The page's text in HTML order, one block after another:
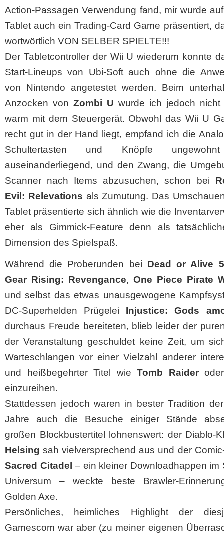
Action-Passagen Verwendung fand, mir wurde
Tablet auch ein Trading-Card Game präsentiert,
wortwörtlich VON SELBER SPIELTE!!!
Der Tabletcontroller der Wii U wiederum konnte
Start-Lineups von Ubi-Soft auch ohne die
von Nintendo angetestet werden. Beim
Anzocken von Zombi U wurde ich jedoch nicht
warm mit dem Steuergerät. Obwohl das Wii U
recht gut in der Hand liegt, empfand ich die
Schultertasten und Knöpfe
auseinanderliegend, und den Zwang, die
Scanner nach Items abzusuchen, schon bei
Evil: Relevations als Zumutung. Das
Tablet präsentierte sich ähnlich wie die
eher als Gimmick-Feature denn als
Dimension des Spielspaß.
Während die Proberunden bei Dead or Alive 5
Gear Rising: Revengance, One Piece Pirate
und selbst das etwas unausgewogene
DC-Superhelden Prügelei Injustice: Gods
durchaus Freude bereiteten, blieb leider der
der Veranstaltung geschuldet keine Zeit, um
Warteschlangen vor einer Vielzahl anderer
und heißbegehrter Titel wieTomb Raider
einzureihen.
Stattdessen jedoch waren in bester Tradition
Jahre auch die Besuche einiger Stände
großen Blockbustertitel lohnenswert: der Diablo-
Helsing sah vielversprechend aus und der
Sacred Citadel – ein kleiner Downloadhappen im
Universum – weckte beste Brawler-
Golden Axe.
Persönliches, heimliches Highlight der
Gamescom war aber (zu meiner eigenen